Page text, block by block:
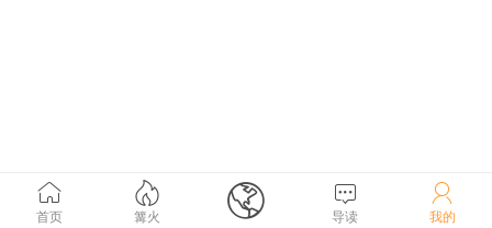

首页

篝火  
导读

我的